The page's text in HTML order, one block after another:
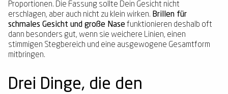
Proportionen. Die Fassung sollte Dein Gesicht nicht
erschlagen, aber auch nicht zu klein wirken. Brillen für
schmales Gesicht und große Nasefunktionieren deshalb oft
dann besonders gut, wenn sie weichere Linien, einen
stimmigen Stegbereich und eine ausgewogene Gesamtform
mitbringen.
Drei Dinge, die den